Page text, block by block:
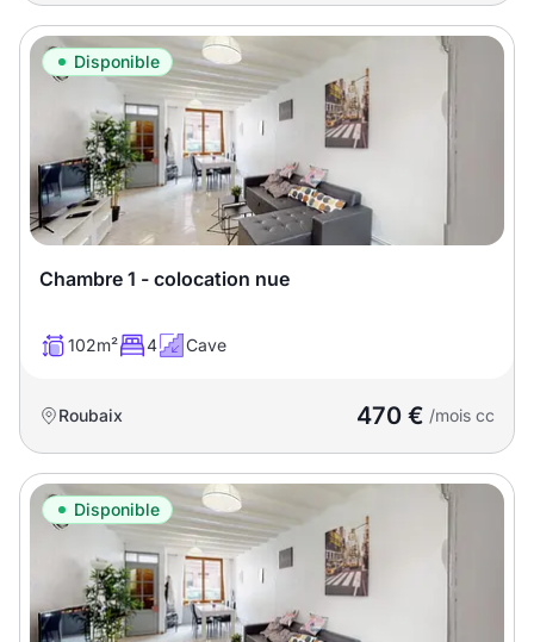
Disponible
Chambre 1 - colocation nue
102m² 4 Cave
Roubaix 470 € /mois cc
Disponible